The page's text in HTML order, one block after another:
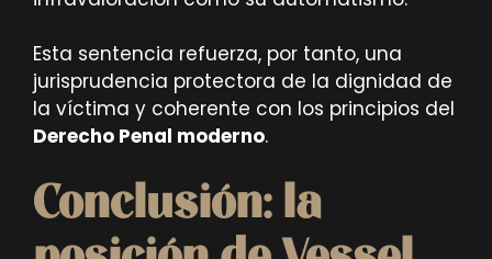
Esta sentencia refuerza, por tanto, una
jurisprudencia protectora de la dignidad de
la víctima y coherente con los principios del
Derecho Penal moderno.
Conclusión: la